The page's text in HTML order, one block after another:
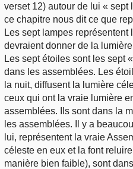
verset 12) autour de lui « sept
ce chapitre nous dit ce que
Les sept lampes
devraient donner de la
Les sept étoiles sont les sept
dans les assemblées. Les
la nuit, diffusent la lumière
ceux qui ont la vraie lumière
assemblées. Ils sont dans la
les assemblées. Il y a
lui, représentent la vraie
céleste en eux et la font
manière bien faible), sont